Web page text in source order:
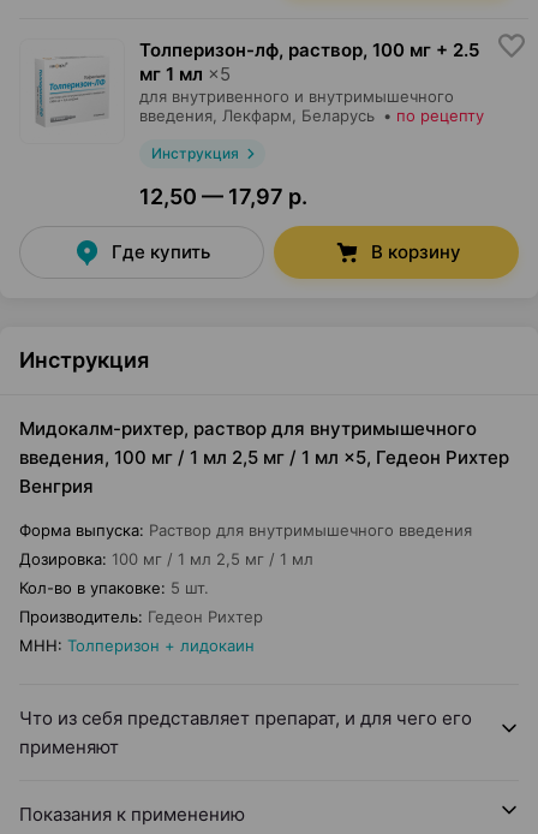
Толперизон-лф, раствор, 100 мг + 2.5
мг 1 мл ×5
для внутривенного и внутримышечного
введения, Лекфарм , Беларусь • по рецепту
Инструкция
12,50 — 17,97 р.
Где купить В корзину
Инструкция
Мидокалм-рихтер, раствор для внутримышечного
введения, 100 мг / 1 мл 2,5 мг / 1 мл ×5, Гедеон Рихтер
Венгрия
Форма выпуска: Раствор для внутримышечного введения
Дозировка: 100 мг / 1 мл 2,5 мг / 1 мл
Кол-во в упаковке: 5 шт.
Производитель: Гедеон Рихтер
МНН: Толперизон + лидокаин
Что из себя представляет препарат, и для чего его
применяют
Показания к применению